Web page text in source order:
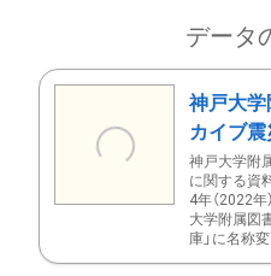
データ
神戸大
カイブ
神戸大学附
に関する資
4年（2022年
大学附属図
庫」に名称変